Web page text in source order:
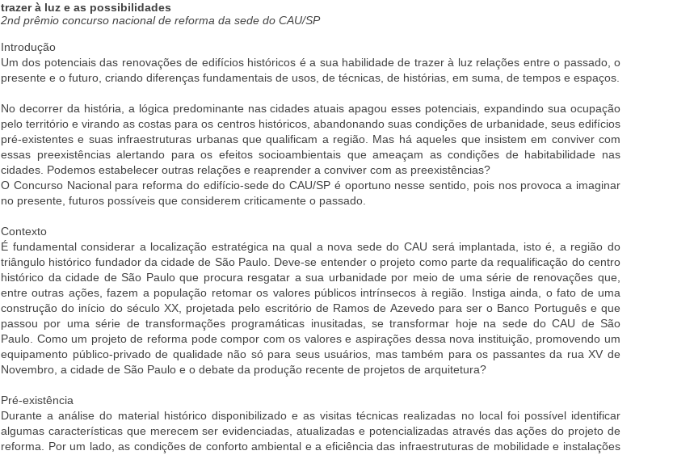
trazer à luz e as possibilidades
2nd prêmio concurso nacional de reforma da sede do CAU/SP
Introdução
Um dos potenciais das renovações de edifícios históricos é a sua habilidade de trazer à luz relações entre o passado, o
presente e o futuro, criando diferenças fundamentais de usos, de técnicas, de histórias, em suma, de tempos e espaços.
No decorrer da história, a lógica predominante nas cidades atuais apagou esses potenciais, expandindo sua ocupação
pelo território e virando as costas para os centros históricos, abandonando suas condições de urbanidade, seus edifícios
pré-existentes e suas infraestruturas urbanas que qualificam a região. Mas há aqueles que insistem em conviver com
essas preexistências alertando para os efeitos socioambientais que ameaçam as condições de habitabilidade nas
cidades. Podemos estabelecer outras relações e reaprender a conviver com as preexistências?
O Concurso Nacional para reforma do edifício-sede do CAU/SP é oportuno nesse sentido, pois nos provoca a imaginar
no presente, futuros possíveis que considerem criticamente o passado.
Contexto
É fundamental considerar a localização estratégica na qual a nova sede do CAU será implantada, isto é, a região do
triângulo histórico fundador da cidade de São Paulo. Deve-se entender o projeto como parte da requalificação do centro
histórico da cidade de São Paulo que procura resgatar a sua urbanidade por meio de uma série de renovações que,
entre outras ações, fazem a população retomar os valores públicos intrínsecos à região. Instiga ainda, o fato de uma
construção do início do século XX, projetada pelo escritório de Ramos de Azevedo para ser o Banco Português e que
passou por uma série de transformações programáticas inusitadas, se transformar hoje na sede do CAU de São
Paulo. Como um projeto de reforma pode compor com os valores e aspirações dessa nova instituição, promovendo um
equipamento público-privado de qualidade não só para seus usuários, mas também para os passantes da rua XV de
Novembro, a cidade de São Paulo e o debate da produção recente de projetos de arquitetura?
Pré-existência
Durante a análise do material histórico disponibilizado e as visitas técnicas realizadas no local foi possível identificar
algumas características que merecem ser evidenciadas, atualizadas e potencializadas através das ações do projeto de
reforma. Por um lado, as condições de conforto ambiental e a eficiência das infraestruturas de mobilidade e instalações